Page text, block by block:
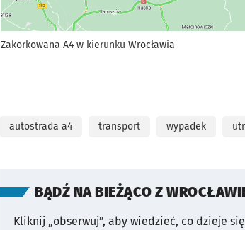
Zakorkowana A4 w kierunku Wrocławia
autostrada a4 transport wypadek
BĄDŹ NA BIEŻĄCO Z
Kliknij „obserwuj”, aby wiedzieć, co dzieje